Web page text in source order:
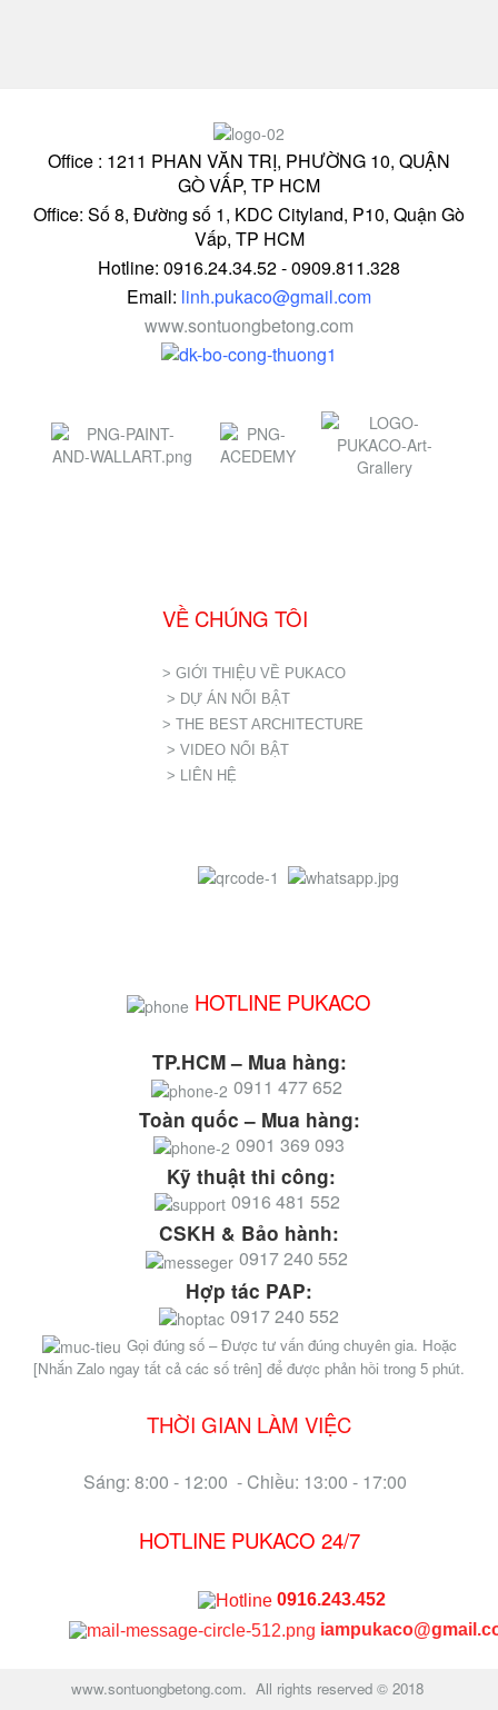
Office : 1211 PHAN VĂN TRỊ, PHƯỜNG 10, QUẬN
GÒ VẤP, TP HCM
Office: Số 8, Đường số 1, KDC Cityland, P10, Quận Gò
Vấp, TP HCM
Hotline: 0916.24.34.52 - 0909.811.328
Email: linh.pukaco@gmail.com
www.sontuongbetong.com
VỀ CHÚNG TÔI
> GIỚI THIỆU VỀ PUKACO
> DỰ ÁN NỔI BẬT
> THE BEST ARCHITECTURE
> VIDEO NỔI BẬT
> LIÊN HỆ
HOTLINE PUKACO
TP.HCM – Mua hàng:
0911 477 652
Toàn quốc – Mua hàng:
0901 369 093
Kỹ thuật thi công:
0916 481 552
CSKH & Bảo hành:
0917 240 552
Hợp tác PAP:
0917 240 552
Gọi đúng số – Được tư vấn đúng chuyên gia. Hoặc
[Nhắn Zalo ngay tất cả các số trên] để được phản hồi trong 5 phút.
THỜI GIAN LÀM VIỆC
Sáng: 8:00 - 12:00 - Chiều: 13:00 - 17:00
HOTLINE PUKACO 24/7
0916.243.452
www.sontuongbetong.com. All rights reserved © 2018